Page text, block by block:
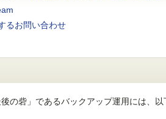
るお問い合わせ
の砦」であるバックアップ運用には、以